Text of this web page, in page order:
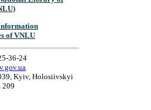
of VNLU
36-24
Kyiv, Holosiivskyi
209